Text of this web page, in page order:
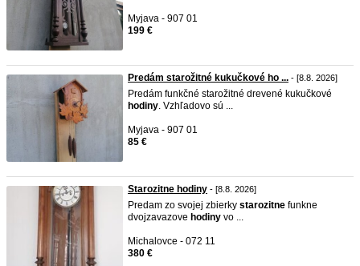
Myjava - 907 01
199 €
Predám starožitné kukučkové ho ... - [8.8. 2026]
Predám funkčné starožitné drevené kukučkové
hodiny. Vzhľadovo sú ...
Myjava - 907 01
85 €
Starozitne hodiny - [8.8. 2026]
Predam zo svojej zbierky starozitne funkne
dvojzavazove hodiny vo ...
Michalovce - 072 11
380 €